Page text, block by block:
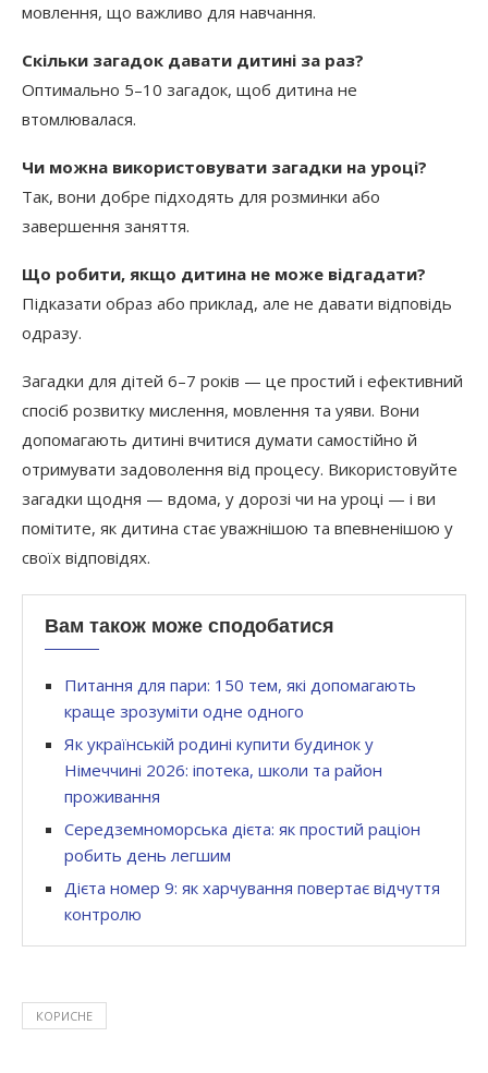
мовлення, що важливо для навчання.
Скільки загадок давати дитині за раз?
Оптимально 5–10 загадок, щоб дитина не
втомлювалася.
Чи можна використовувати загадки на уроці?
Так, вони добре підходять для розминки або
завершення заняття.
Що робити, якщо дитина не може відгадати?
Підказати образ або приклад, але не давати відповідь
одразу.
Загадки для дітей 6–7 років — це простий і ефективний
спосіб розвитку мислення, мовлення та уяви. Вони
допомагають дитині вчитися думати самостійно й
отримувати задоволення від процесу. Використовуйте
загадки щодня — вдома, у дорозі чи на уроці — і ви
помітите, як дитина стає уважнішою та впевненішою у
своїх відповідях.
Вам також може сподобатися
Питання для пари: 150 тем, які допомагають
краще зрозуміти одне одного
Як українській родині купити будинок у
Німеччині 2026: іпотека, школи та район
проживання
Середземноморська дієта: як простий раціон
робить день легшим
Дієта номер 9: як харчування повертає відчуття
контролю
КОРИСНЕ